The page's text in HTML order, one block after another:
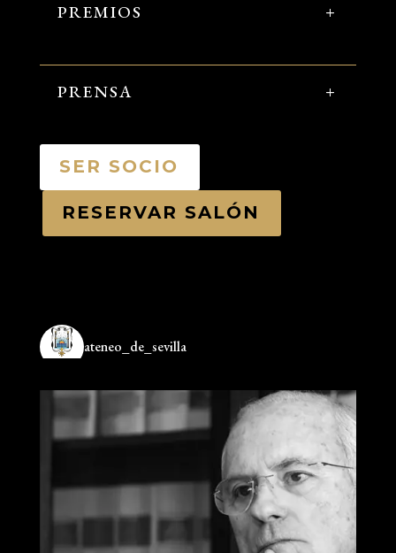
PREMIOS
PRENSA
SER SOCIO
RESERVAR SALÓN
ateneo_de_sevilla